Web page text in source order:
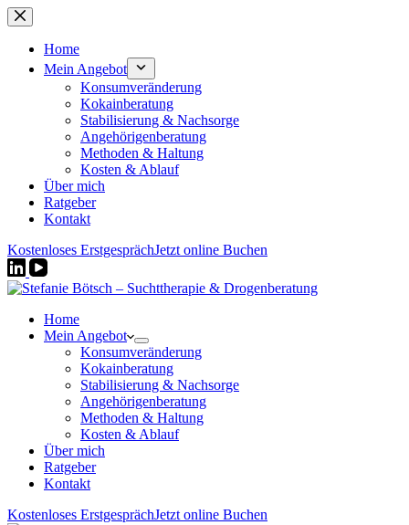
Zum
Inhalt
springenHome
Mein Angebot
Konsumveränderung
Kokainberatung
Stabilisierung & Nachsorge
Angehörigenberatung
Methoden & Haltung
Kosten & Ablauf
Über mich
Ratgeber
Kontakt
Kostenloses ErstgesprächJetzt online Buchen
Home
Mein Angebot
Konsumveränderung
Kokainberatung
Stabilisierung & Nachsorge
Angehörigenberatung
Methoden & Haltung
Kosten & Ablauf
Über mich
Ratgeber
Kontakt
Kostenloses ErstgesprächJetzt online Buchen